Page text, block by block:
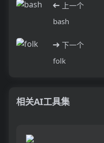
上一个
bash
下一个
folk
相关AI工具集